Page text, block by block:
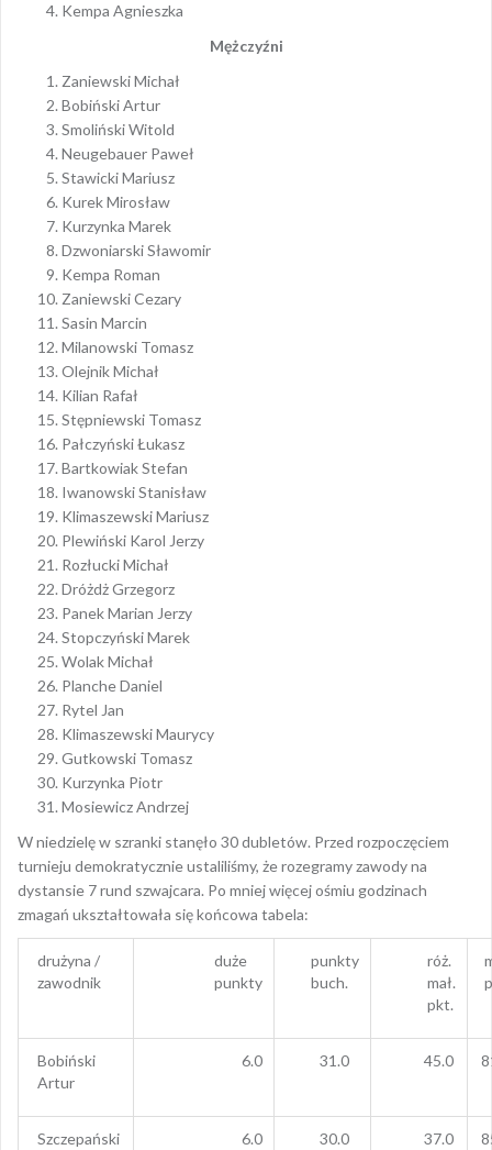
Kempa Agnieszka
Mężczyźni
Zaniewski Michał
Bobiński Artur
Smoliński Witold
Neugebauer Paweł
Stawicki Mariusz
Kurek Mirosław
Kurzynka Marek
Dzwoniarski Sławomir
Kempa Roman
Zaniewski Cezary
Sasin Marcin
Milanowski Tomasz
Olejnik Michał
Kilian Rafał
Stępniewski Tomasz
Pałczyński Łukasz
Bartkowiak Stefan
Iwanowski Stanisław
Klimaszewski Mariusz
Plewiński Karol Jerzy
Rozłucki Michał
Dróżdż Grzegorz
Panek Marian Jerzy
Stopczyński Marek
Wolak Michał
Planche Daniel
Rytel Jan
Klimaszewski Maurycy
Gutkowski Tomasz
Kurzynka Piotr
Mosiewicz Andrzej
W niedzielę w szranki stanęło 30 dubletów. Przed rozpoczęciem
turnieju demokratycznie ustaliliśmy, że rozegramy zawody na
dystansie 7 rund szwajcara. Po mniej więcej ośmiu godzinach
zmagań ukształtowała się końcowa tabela:
drużyna /
zawodnik
duże
punkty
punkty
buch.
róż.
mał.
pkt.
Bobiński
Artur
6.0 31.0 45.0
Szczepański
6.0 30.0 37.0